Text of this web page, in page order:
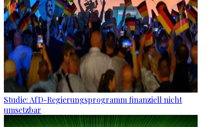
Studie: AfD-Regierungsprogramm finanziell nicht
umsetzbar